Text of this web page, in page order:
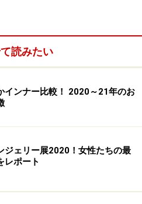
読みたい
インナー比較！ 2020～21年のお
ジェリー展2020！女性たちの最
レポート